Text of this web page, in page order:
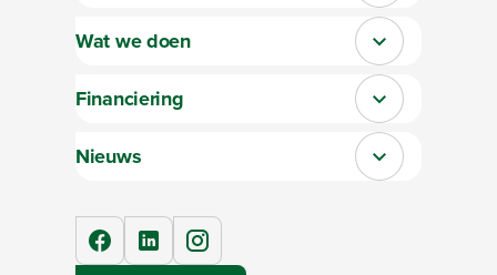
Wat we doen Sluit section-1
Financiering Sluit section-2
Nieuws Sluit section-3
facebooklinkedIninstagram